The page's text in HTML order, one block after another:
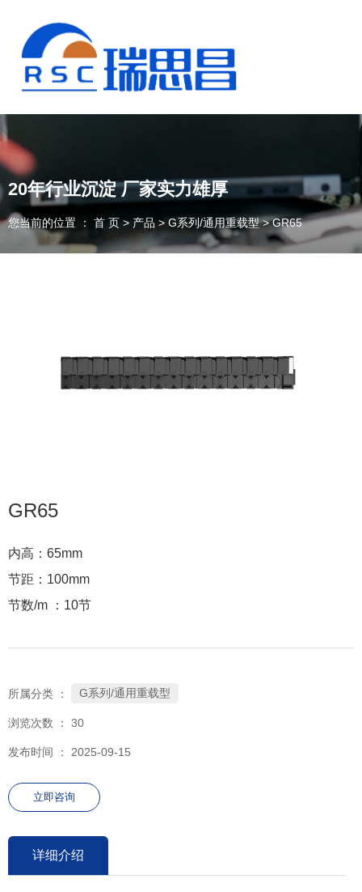
20年行业沉淀 厂家实力雄厚
您当前的位置 ： 首 页 > 产品 > G系列/通用重载型 >GR65
GR65
内高：65mm
节距：100mm
节数/m ：10节
所属分类 ： G系列/通用重载型
浏览次数 ： 30
发布时间 ： 2025-09-15
立即咨询
详细介绍